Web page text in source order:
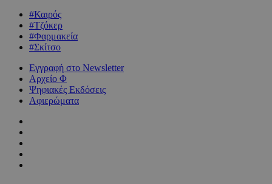
#Καιρός
#Τζόκερ
#Φαρμακεία
#Σκίτσο
Εγγραφή στο Newsletter
Αρχείο Φ
Ψηφιακές Εκδόσεις
Αφιερώματα